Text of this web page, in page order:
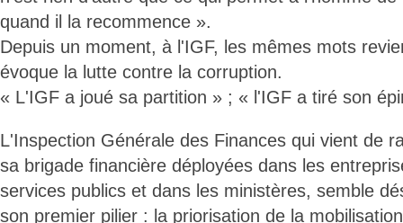
quand il la recommence ».
Depuis un moment, à l'IGF, les mêmes mots
évoque la lutte contre la corruption.
« L'IGF a joué sa partition » ; « l'IGF a tiré son
L'Inspection Générale des Finances qui vient de
sa brigade financière déployées dans les
services publics et dans les ministères, semble
son premier pilier : la priorisation de la